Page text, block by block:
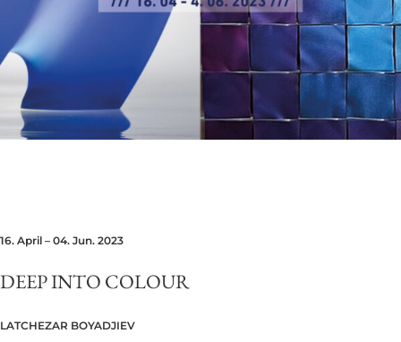
16. April – 04. Jun. 2023
DEEP INTO COLOUR
LATCHEZAR BOYADJIEV